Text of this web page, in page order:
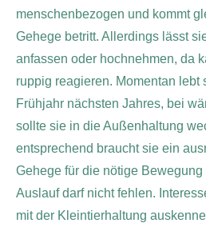
menschenbezogen und kommt
Gehege betritt. Allerdings lässt
anfassen oder hochnehmen, da
ruppig reagieren. Momentan lebt
Frühjahr nächsten Jahres, bei
sollte sie in die Außenhaltung
entsprechend braucht sie ein
Gehege für die nötige
Auslauf darf nicht fehlen.
mit der Kleintierhaltung